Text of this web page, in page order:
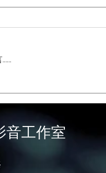
跨國論壇？如何選擇
會議同傳解決方案
音工作室